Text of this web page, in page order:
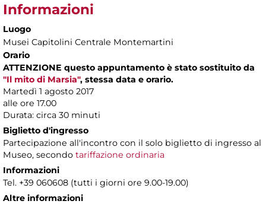
Informazioni
Luogo
Musei Capitolini Centrale Montemartini
Orario
ATTENZIONE questo appuntamento è stato sostituito da
"Il mito di Marsia", stessa data e orario.
Martedì 1 agosto 2017
alle ore 17.00
Durata: circa 30 minuti
Biglietto d'ingresso
Partecipazione all'incontro con il solo biglietto di ingresso al
Museo, secondo tariffazione ordinaria
Informazioni
Tel. +39 060608 (tutti i giorni ore 9.00-19.00)
Altre informazioni